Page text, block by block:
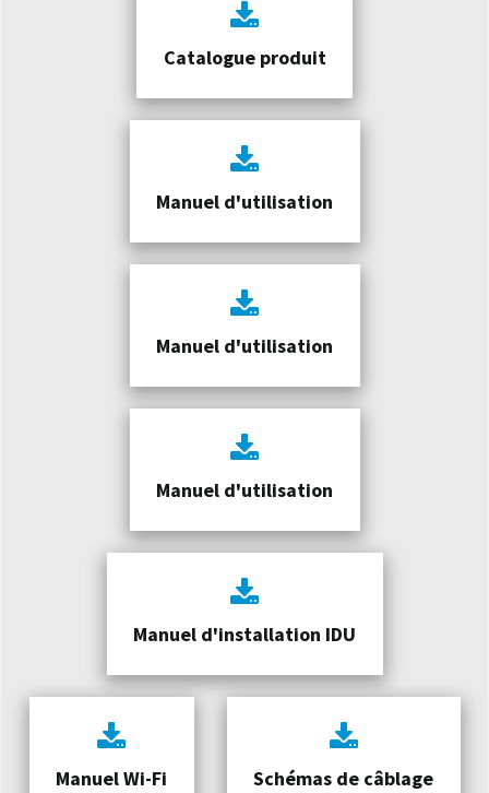
Catalogue produit
Manuel d'utilisation
Manuel d'utilisation
Manuel d'utilisation
Manuel d'installation IDU
Manuel Wi-Fi Schémas de câblage